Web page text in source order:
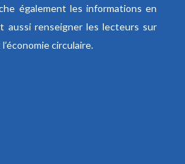
également les informations en
aussi renseigner les lecteurs sur
circulaire.